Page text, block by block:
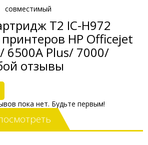
совместимый
T2 IC-H972
HP Officejet
6500A Plus/ 7000/
отзывы
пока нет. Будьте первым!